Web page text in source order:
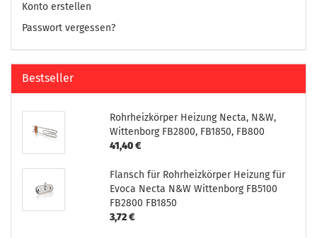
Konto erstellen
Passwort vergessen?
Bestseller
Rohrheizkörper Heizung Necta, N&W,
Wittenborg FB2800, FB1850, FB800
41,40 €
Flansch für Rohrheizkörper Heizung für
Evoca Necta N&W Wittenborg FB5100
FB2800 FB1850
3,72 €